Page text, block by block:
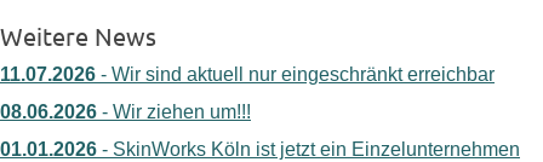
Weitere News
11.07.2026 - Wir sind aktuell nur eingeschränkt erreichbar
08.06.2026 - Wir ziehen um!!!
01.01.2026 - SkinWorks Köln ist jetzt ein Einzelunternehmen